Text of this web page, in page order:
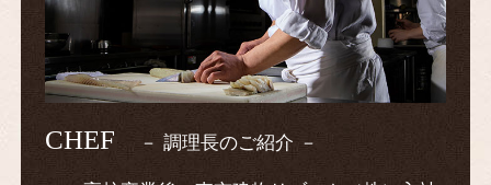
CHEF 調理長のご紹介